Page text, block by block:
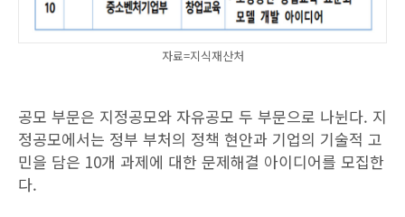
자료=지식재산처
공모 부문은 지정공모와 자유공모 두 부문으로 나뉜다. 지
정공모에서는 정부 부처의 정책 현안과 기업의 기술적 고
민을 담은 10개 과제에 대한 문제해결 아이디어를 모집한
다.